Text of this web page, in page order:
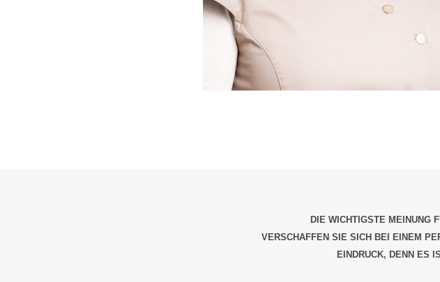
DIE WICHTIGSTE MEINUNG
VERSCHAFFEN SIE SICH BEI EINEM
EINDRUCK, DENN ES